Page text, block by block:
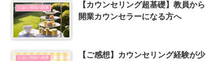
公認心理師の開業
【カウンセリング超基礎】教員から
開業カウンセラーになる方へ
公認心理師の開業
【ご感想】カウンセリング経験が少